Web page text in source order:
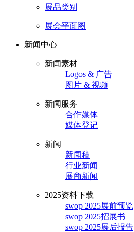
展品类别
展会平面图
新闻中心
新闻素材
Logos & 广告
图片 & 视频
新闻服务
合作媒体
媒体登记
新闻
新闻稿
行业新闻
展商新闻
2025资料下载
swop 2025展前预览
swop 2025招展书
swop 2025展后报告